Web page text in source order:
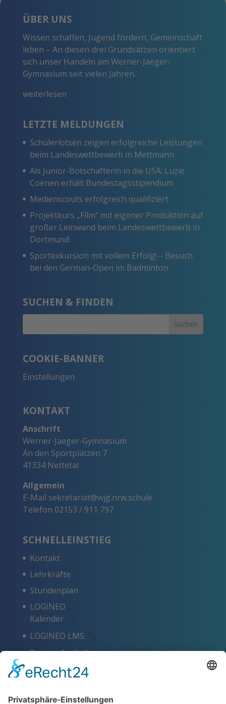
ÜBER UNS
Wissen schaffen, Jugend fördern, Gemeinschaft
leben – An diesen drei Grundsätzen orientiert
sich unser Handeln am Werner-Jaeger-
Gymnasium seit vielen Jahren.
weiterlesen
LETZTE MELDUNGEN
Schülerlotsen zeigen erfolgreiche Leistungen
beim Landeswettbewerb in Mettmann
Als Junior-Botschafterin in die USA: Luzie
Coenen erhält Bundestagsstipendium
Medienscouts erfolgreich qualifiziert
Projektkurs „Film“ mit eigener Produktion auf
großer Leinwand beim Landeswettbewerb in
Dortmund
Sportexkursion mit vollem Erfolg! – Besuch
bei den German-Open im Badminton
SUCHEN & FINDEN
COOKIE-BANNER
Einstellungen
KONTAKT
Anschrift
Werner-Jaeger-Gymnasium
An den Sportplätzen 7
41334 Nettetal
Allgemein
E-Mail sekretariat@wjg.nrw.schule
Telefon 02153 / 911 797
SCHNELLEINSTIEG
Kontakt
Lehrkräfte
Stundenplan
LOGINEO
Kalender
LOGINEO LMS
Barrierefreiheit
Schlagworte
Datenschutz